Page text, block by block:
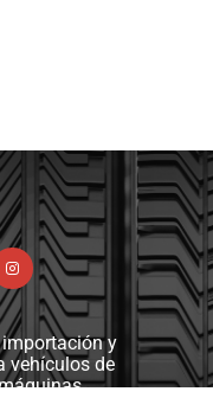
importación y
vehículos de